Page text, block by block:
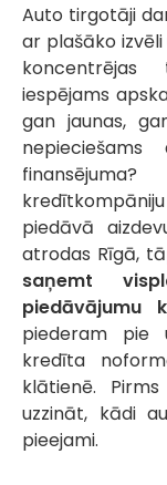
Auto tirgotāji
ar plašāko
iespējams
gan jaunas,
piedāvā
atrodas Rīgā,
saņemt
piedāvājumu
piederam pie
kredīta
klātienē.
uzzināt, kādi
pieejami.